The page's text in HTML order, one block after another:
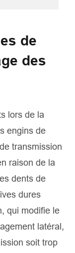
de
des
lors de la
engins de
transmission
raison de la
dents de
dures
qui modifie le
latéral,
soit trop